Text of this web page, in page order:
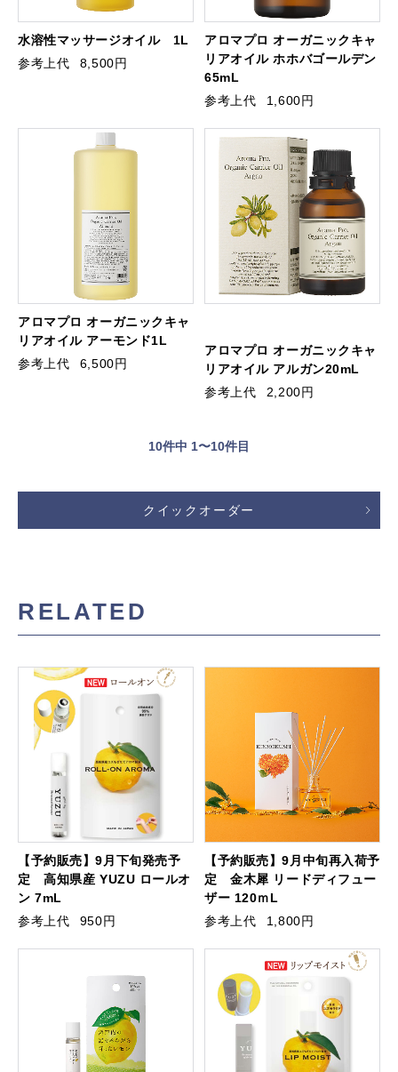
水溶性マッサージオイル 1L
参考上代
8,500円
アロマプロ オーガニックキャ
リアオイル ホホバゴールデン
65mL
参考上代
1,600円
アロマプロ オーガニックキャ
リアオイル アーモンド1L
参考上代
6,500円
アロマプロ オーガニックキャ
リアオイル アルガン20mL
参考上代
2,200円
10件中 1〜10件目
クイックオーダー
RELATED
【予約販売】9月下旬発売予
定 高知県産 YUZU ロールオ
ン 7mL
参考上代
950円
【予約販売】9月中旬再入荷予
定 金木犀 リードディフュー
ザー 120ｍL
参考上代
1,800円